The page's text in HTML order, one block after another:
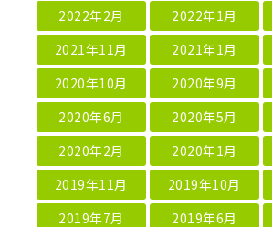
2022年2月
2022年1月
2021年11月
2021年1月
2020年10月
2020年9月
2020年6月
2020年5月
2020年2月
2020年1月
2019年11月
2019年10月
2019年7月
2019年6月